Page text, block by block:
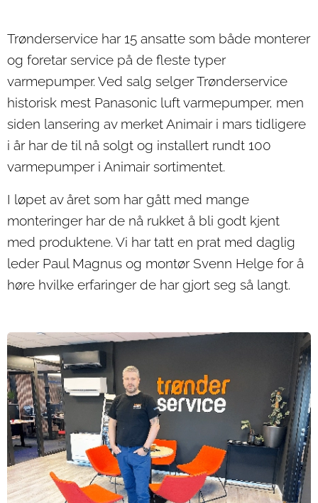
Trønderservice har 15 ansatte som både monterer
og foretar service på de fleste typer
varmepumper. Ved salg selger Trønderservice
historisk mest Panasonic luft varmepumper, men
siden lansering av merket Animair i mars tidligere
i år har de til nå solgt og installert rundt 100
varmepumper i Animair sortimentet.
I løpet av året som har gått med mange
monteringer har de nå rukket å bli godt kjent
med produktene. Vi har tatt en prat med daglig
leder Paul Magnus og montør Svenn Helge for å
høre hvilke erfaringer de har gjort seg så langt.